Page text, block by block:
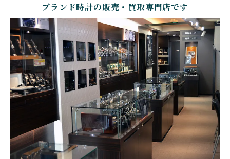
カルティエ シャネル
CHOPARD
ショパール
SEIKO
セイコー
GLASHUTTE ORIGINA
L
グラスヒュッテ・オリジ
ナル
CHRONOSWISS
クロノスイス
ALAIN SILBERSTEIN
アラン・シルベスタイン
CITIZEN
シチズン
ボーブルー ベル＆ロス
BLANCPAIN
ブランパン
BOLDR Supply Compan
y
ボルダー・サプライ・カ
ンパニー
BOVET
ボヴェ
BREGUET
ブレゲ
BREITLING
ブライトリング
BRUNO SOHNLE Glash
utte
ブルーノ・ゾンレー・ グ
ラスヒュッテ
BULOVA
ブローバ
BVLGARI
ブルガリ
ブランド時計の販売・買取専門店です